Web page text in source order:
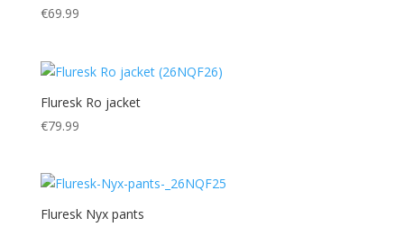
€69.99
Fluresk Ro jacket
€79.99
Fluresk Nyx pants